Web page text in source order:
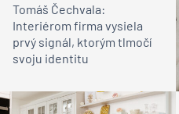
Tomáš Čechvala:
Interiérom firma vysiela
prvý signál, ktorým tlmočí
svoju identitu